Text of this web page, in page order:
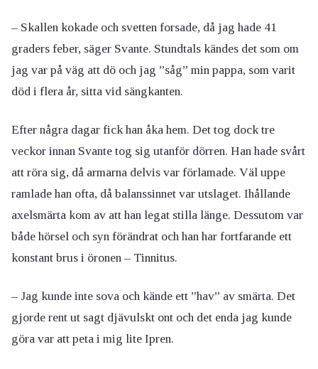
– Skallen kokade och svetten forsade, då jag hade 41
graders feber, säger Svante. Stundtals kändes det som om
jag var på väg att dö och jag ”såg” min pappa, som varit
död i flera år, sitta vid sängkanten.
Efter några dagar fick han åka hem. Det tog dock tre
veckor innan Svante tog sig utanför dörren. Han hade svårt
att röra sig, då armarna delvis var förlamade. Väl uppe
ramlade han ofta, då balanssinnet var utslaget. Ihållande
axelsmärta kom av att han legat stilla länge. Dessutom var
både hörsel och syn förändrat och han har fortfarande ett
konstant brus i öronen – Tinnitus.
– Jag kunde inte sova och kände ett ”hav” av smärta. Det
gjorde rent ut sagt djävulskt ont och det enda jag kunde
göra var att peta i mig lite Ipren.